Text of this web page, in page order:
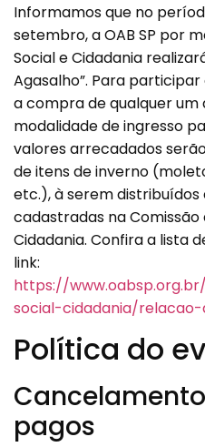
Informamos que no
setembro, a OAB SP por
Social e Cidadania
Agasalho”. Para
a compra de qualquer um
modalidade de ingresso
valores arrecadados
de itens de inverno
etc.), à serem distribuídos
cadastradas na Comissão
Cidadania. Confira a lista
link:
https://
social-cidadania/
Política do
pagos